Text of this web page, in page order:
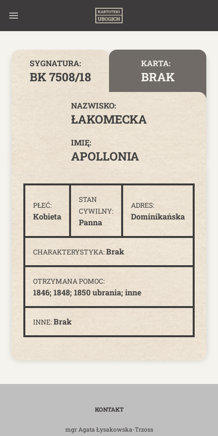
SYGNATURA:
BK 7508/18
KARTA:
BRAK
NAZWISKO:
ŁAKOMECKA
IMIĘ:
APOLLONIA
PŁEĆ:
Kobieta
STAN
CYWILNY:
Panna
ADRES:
Dominikańska
CHARAKTERYSTYKA:Brak
OTRZYMANA POMOC:
1846; 1848; 1850 ubrania; inne
INNE:Brak
KONTAKT
mgr Agata Łysakowska-Trzoss